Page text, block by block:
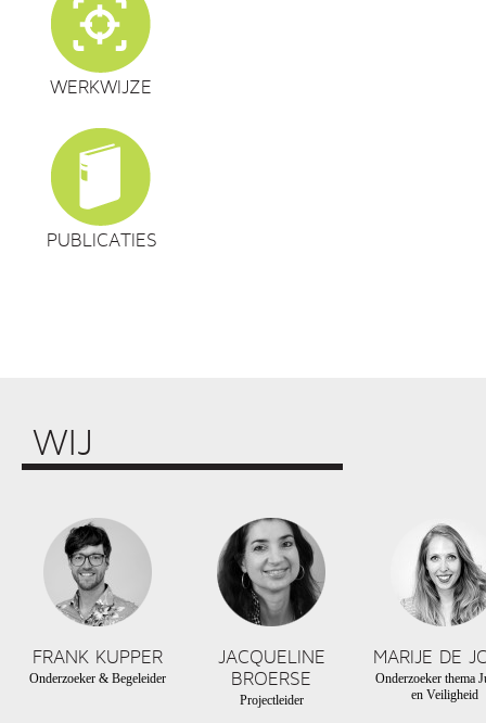
WERKWIJZE
PUBLICATIES
WIJ
FRANK KUPPER
Onderzoeker & Begeleider
JACQUELINE
BROERSE
Projectleider
MARIJE DE
Onderzoeker thema
en Veiligheid